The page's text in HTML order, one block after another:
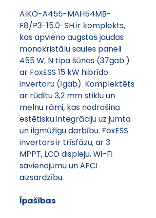
AIKO-A455-MAH54MB-
F8/P3-15.0-SH ir komplekts,
kas apvieno augstas jaudas
monokristālu saules paneli
455 W, N tipa šūnas (37gab.)
ar FoxESS 15 kW hibrīdo
invertoru (1gab). Komplektēts
ar rūdītu 3,2 mm stiklu un
melnu rāmi, kas nodrošina
estētisku integrāciju uz jumta
un ilgmūžīgu darbību. FoxESS
invertors ir trīsfāzu, ar 3
MPPT, LCD displeju, Wi-Fi
savienojumu un AFCI
aizsardzību.
Īpašības